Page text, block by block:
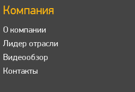
Компания
О компании
Лидер отрасли
Видеообзор
Контакты